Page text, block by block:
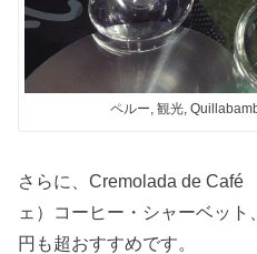
ペルー, 観光,
さらに、Cremolada de Café
ェ）コーヒー・シャーベッ
円も超おすすめです。